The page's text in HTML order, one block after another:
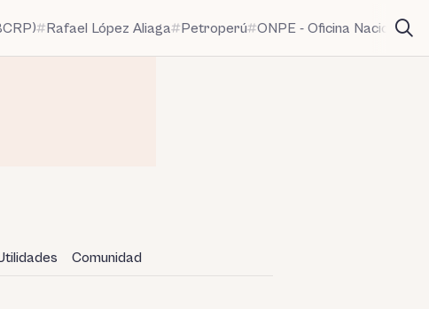
Rafael López Aliaga Petroperú ONPE - Oficina Nacional
Comunidad